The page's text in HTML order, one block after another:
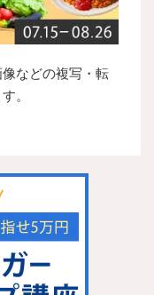
などの複写・転
。